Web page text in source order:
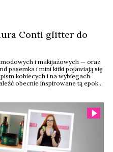
Conti glitter do
modowych i makijażowych — oraz
pasemka i mini kitki pojawiają się
kobiecych i na wybiegach.
obecnie inspirowane tą epoką